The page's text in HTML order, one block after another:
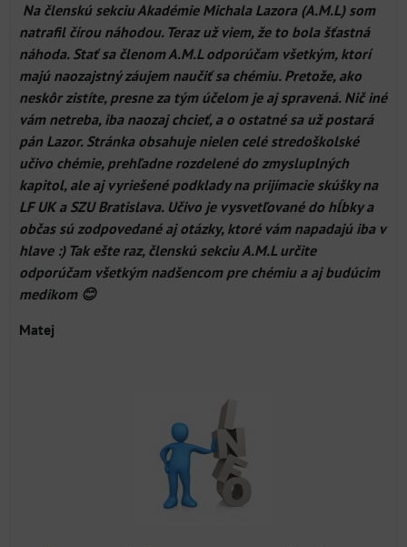
Na členskú sekciu Akadémie Michala Lazora (A.M.L) som
natrafil čírou náhodou. Teraz už viem, že to bola šťastná
náhoda. Stať sa členom A.M.L odporúčam všetkým, ktorí
majú naozajstný záujem naučiť sa chémiu. Pretože, ako
neskôr zistíte, presne za tým účelom je aj spravená. Nič iné
vám netreba, iba naozaj chcieť, a o ostatné sa už postará
pán Lazor. Stránka obsahuje nielen celé stredoškolské
učivo chémie, prehľadne rozdelené do zmysluplných
kapitol, ale aj vyriešené podklady na prijímacie skúšky na
LF UK a SZU Bratislava. Učivo je vysvetľované do hĺbky a
občas sú zodpovedané aj otázky, ktoré vám napadajú iba v
hlave :) Tak ešte raz, členskú sekciu A.M.L určite
odporúčam všetkým nadšencom pre chémiu a aj budúcim
medikom 😊
Matej